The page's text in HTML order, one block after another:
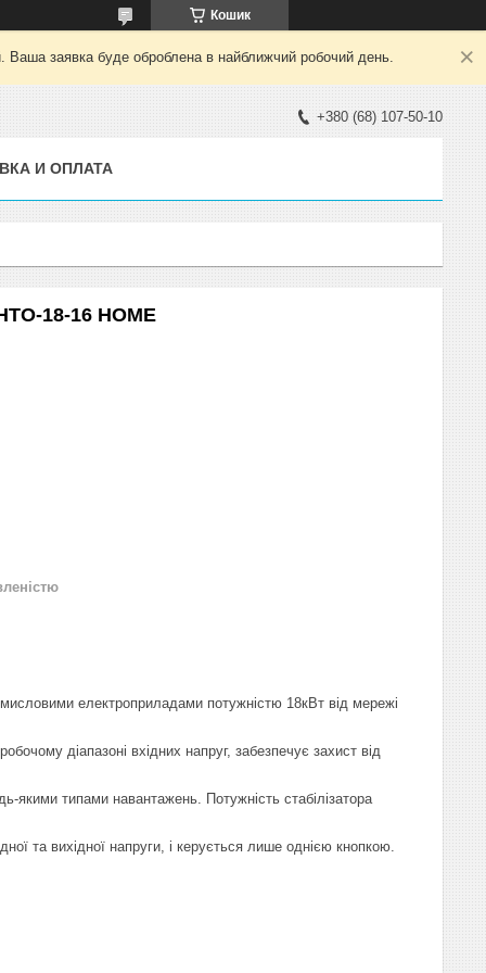
Кошик
Ваша заявка буде оброблена в найближчий робочий день.
+380 (68) 107-50-10
И ОПЛАТА
18-16 HOME
електроприладами потужністю 18кВт від мережі
діапазоні вхідних напруг, забезпечує захист від
якими типами навантажень. Потужність стабілізатора
та вихідної напруги, і керується лише однією кнопкою.